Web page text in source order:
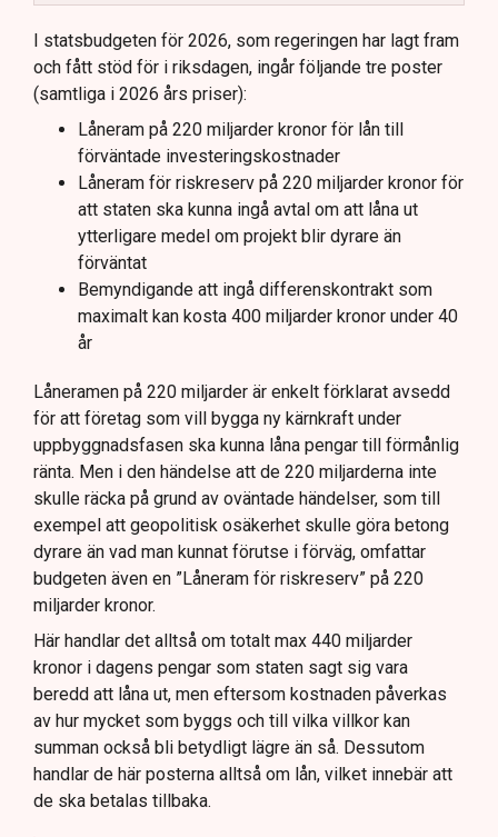
Totala uppskattade kostnader inkluderar bland
annat möjliga kostnader för slutförvar.
Regeringen och Miljöpartiet har olika syn på
investeringens nödvändighet.
I statsbudgeten för 2026, som regeringen har lagt fram
och fått stöd för i riksdagen, ingår följande tre poster
(samtliga i 2026 års priser):
Låneram på 220 miljarder kronor för lån till
förväntade investeringskostnader
Låneram för riskreserv på 220 miljarder kronor för
att staten ska kunna ingå avtal om att låna ut
ytterligare medel om projekt blir dyrare än
förväntat
Bemyndigande att ingå differenskontrakt som
maximalt kan kosta 400 miljarder kronor under 40
år
Låneramen på 220 miljarder är enkelt förklarat avsedd
för att företag som vill bygga ny kärnkraft under
uppbyggnadsfasen ska kunna låna pengar till förmånlig
ränta. Men i den händelse att de 220 miljarderna inte
skulle räcka på grund av oväntade händelser, som till
exempel att geopolitisk osäkerhet skulle göra betong
dyrare än vad man kunnat förutse i förväg, omfattar
budgeten även en ”Låneram för riskreserv” på 220
miljarder kronor.
Här handlar det alltså om totalt max 440 miljarder
kronor i dagens pengar som staten sagt sig vara
beredd att låna ut, men eftersom kostnaden påverkas
av hur mycket som byggs och till vilka villkor kan
summan också bli betydligt lägre än så. Dessutom
handlar de här posterna alltså om lån, vilket innebär att
de ska betalas tillbaka.